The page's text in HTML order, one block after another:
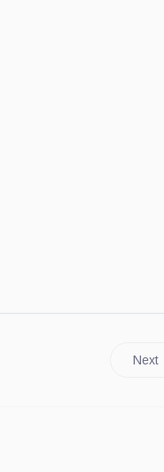
Next